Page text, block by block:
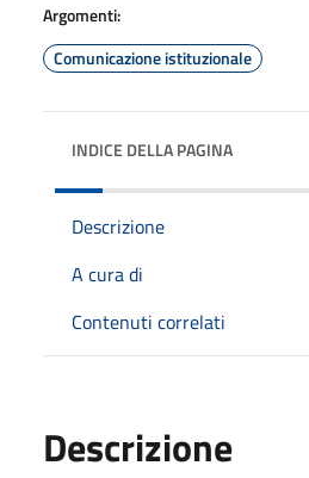
Argomenti:
Comunicazione istituzionale
INDICE DELLA PAGINA
Descrizione
A cura di
Contenuti correlati
Descrizione